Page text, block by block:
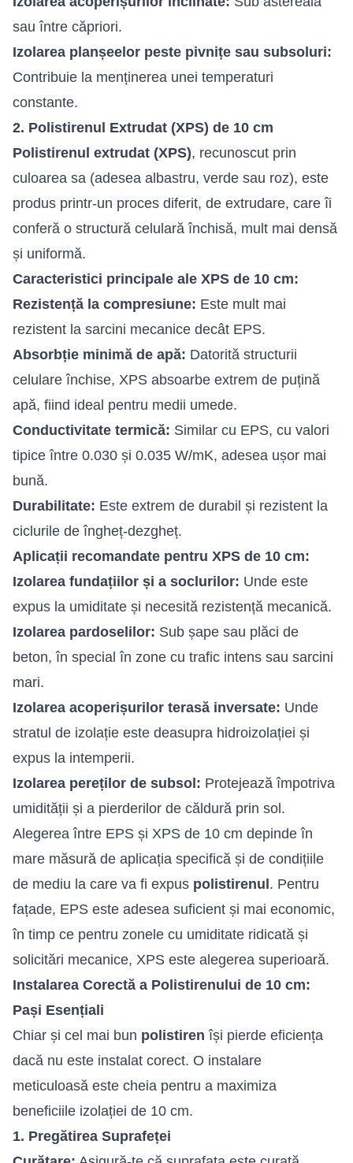
sau între căpriori.
Izolarea planșeelor peste pivnițe sau subsoluri:
Contribuie la menținerea unei temperaturi
constante.
2. Polistirenul Extrudat (XPS) de 10 cm
Polistirenul extrudat (XPS), recunoscut prin
culoarea sa (adesea albastru, verde sau roz), este
produs printr-un proces diferit, de extrudare, care îi
conferă o structură celulară închisă, mult mai densă
și uniformă.
Caracteristici principale ale XPS de 10 cm:
Rezistență la compresiune: Este mult mai
rezistent la sarcini mecanice decât EPS.
Absorbție minimă de apă: Datorită structurii
celulare închise, XPS absoarbe extrem de puțină
apă, fiind ideal pentru medii umede.
Conductivitate termică: Similar cu EPS, cu valori
tipice între 0.030 și 0.035 W/mK, adesea ușor mai
bună.
Durabilitate: Este extrem de durabil și rezistent la
ciclurile de îngheț-dezgheț.
Aplicații recomandate pentru XPS de 10 cm:
Izolarea fundațiilor și a soclurilor: Unde este
expus la umiditate și necesită rezistență mecanică.
Izolarea pardoselilor: Sub șape sau plăci de
beton, în special în zone cu trafic intens sau sarcini
mari.
Izolarea acoperișurilor terasă inversate: Unde
stratul de izolație este deasupra hidroizolației și
expus la intemperii.
Izolarea pereților de subsol: Protejează împotriva
umidității și a pierderilor de căldură prin sol.
Alegerea între EPS și XPS de 10 cm depinde în
mare măsură de aplicația specifică și de condițiile
de mediu la care va fi expus polistirenul. Pentru
fațade, EPS este adesea suficient și mai economic,
în timp ce pentru zonele cu umiditate ridicată și
solicitări mecanice, XPS este alegerea superioară.
Instalarea Corectă a Polistirenului de 10 cm:
Pași Esențiali
Chiar și cel mai bun polistiren își pierde eficiența
dacă nu este instalat corect. O instalare
meticuloasă este cheia pentru a maximiza
beneficiile izolației de 10 cm.
1. Pregătirea Suprafeței